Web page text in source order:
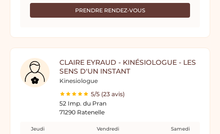
PRENDRE RENDEZ-VOUS
CLAIRE EYRAUD - KINÉSIOLOGUE - LES
SENS D'UN INSTANT
Kinesiologue
5/5 (23 avis)
52 Imp. du Pran
71290 Ratenelle
Jeudi Vendredi Samedi